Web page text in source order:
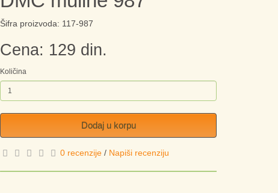
Šifra proizvoda: 117-987
Cena: 129 din.
Količina
Dodaj u korpu
0 recenzije / Napiši recenziju